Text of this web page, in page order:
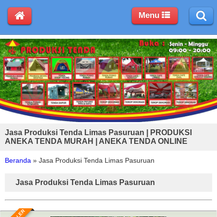
Jasa Produksi Tenda Limas Pasuruan | PRODUKSI
ANEKA TENDA MURAH | ANEKA TENDA ONLINE
Beranda » Jasa Produksi Tenda Limas Pasuruan
Jasa Produksi Tenda Limas Pasuruan
Menu